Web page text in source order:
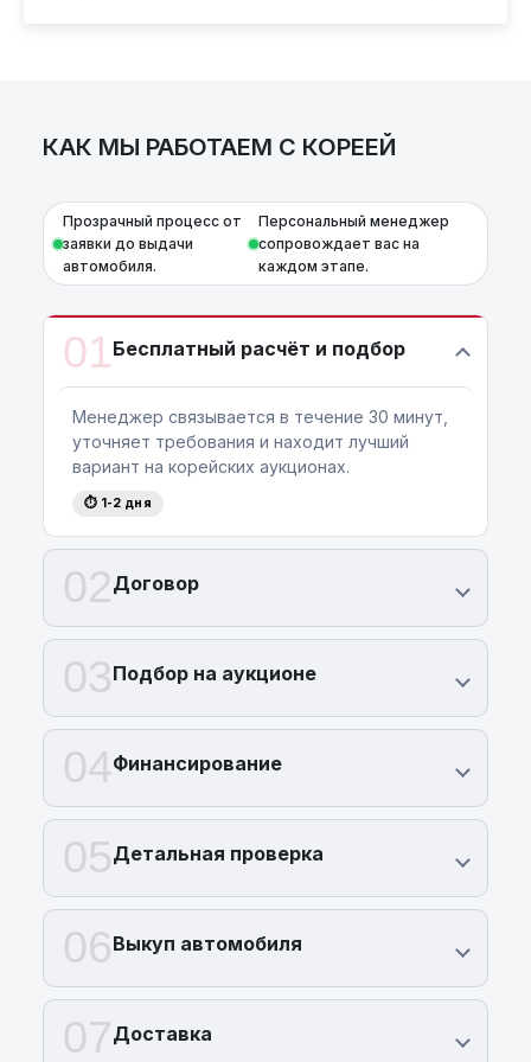
КАК МЫ РАБОТАЕМ С КОРЕЕЙ
Прозрачный процесс от
заявки до выдачи
автомобиля.
Персональный менеджер
сопровождает вас на
каждом этапе.
01Бесплатный расчёт и подбор
Менеджер связывается в течение 30 минут,
уточняет требования и находит лучший
вариант на корейских аукционах.
⏱ 1-2 дня
02Договор
03Подбор на аукционе
04Финансирование
05Детальная проверка
06Выкуп автомобиля
07Доставка